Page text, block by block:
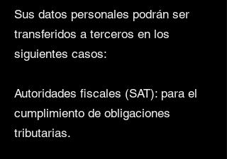
Sus datos personales podrán ser
transferidos a terceros en los
siguientes casos:
Autoridades fiscales (SAT): para el
cumplimiento de obligaciones
tributarias.